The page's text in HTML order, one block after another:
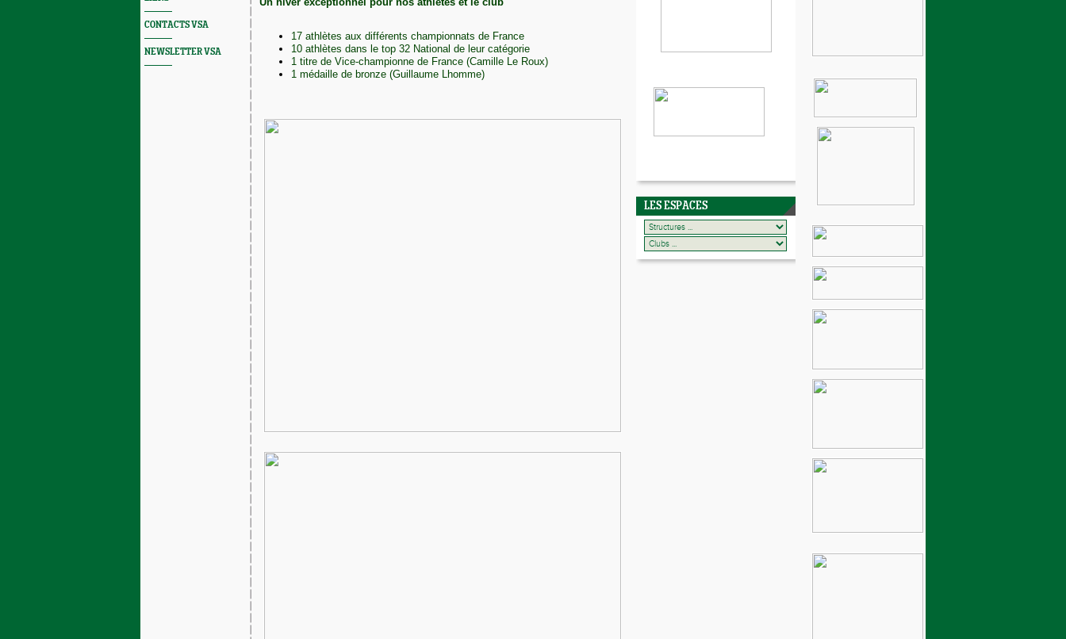
CONTACTS VSA
NEWSLETTER VSA
17 athlètes aux différents championnats de France
10 athlètes dans le top 32 National de leur catégorie
1 titre de Vice-championne de France (Camille Le Roux)
1 médaille de bronze (Guillaume Lhomme)
LES ESPACES